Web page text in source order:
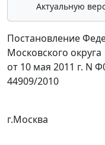
Актуальную
Постановление
Московского округа
от 10 мая 2011 г. N
44909/2010
г.Москва